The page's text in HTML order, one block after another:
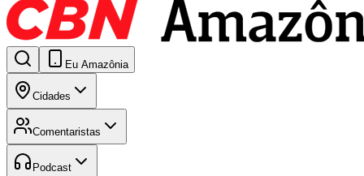
Eu Amazônia
Cidades
Comentaristas
Podcast